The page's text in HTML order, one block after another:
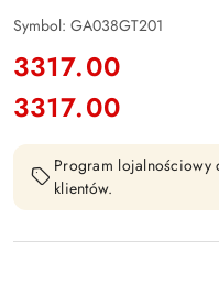
Symbol: GA038GT201
cena:
3317.00
Cena:
3317.00
Program lojalnościowy
klientów.